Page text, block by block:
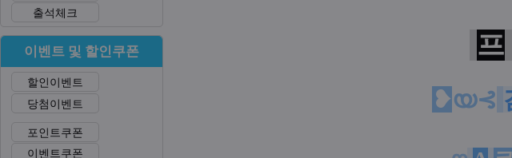
프
❥യ⊰
출석체크
이벤트 및 할인쿠폰
할인이벤트
당첨이벤트
포인트쿠폰
이벤트쿠폰